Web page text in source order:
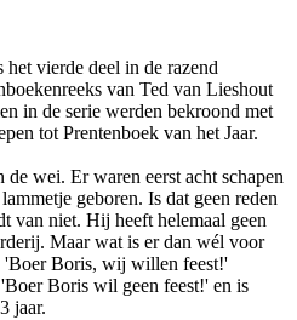
vierde deel in de razend
van Ted van Lieshout
in de serie werden bekroond met
tot Prentenboek van het Jaar.
wei. Er waren eerst acht schapen
geboren. Is dat geen reden
van niet. Hij heeft helemaal geen
Maar wat is er dan wél voor
'Boer Boris, wij willen feest!'
Boris wil geen feest!' en is
jaar.